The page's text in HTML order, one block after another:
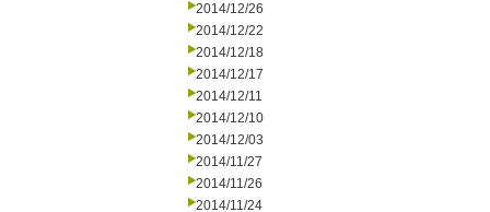
2014/12/26
2014/12/22
2014/12/18
2014/12/17
2014/12/11
2014/12/10
2014/12/03
2014/11/27
2014/11/26
2014/11/24